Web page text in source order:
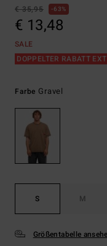
€ 35,95 63%
€ 13,48
SALE
DOPPELTER RABATT
Farbe Gravel
S M
Größentabelle